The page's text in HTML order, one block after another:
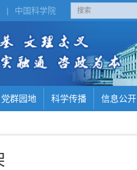
中国科学院
|
党群园地 科学传播 信息公开